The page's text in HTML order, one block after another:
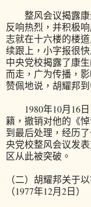
整风会议揭露康
反响热烈，并积极
志就在十六楼的楼
续跟上，小字报很
中央党校揭露了康
而走，广为传播，
赞佩地说，胡耀邦
1980年10月16日
籍，撤销对他的《
到最后处理，经历
央党校整风会议发
区从此被突破。
（二）胡耀邦关于
（1977年12月2日）